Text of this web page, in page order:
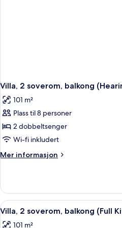
Villa, 2 soverom, balkong
101 m²
Plass til 8 personer
2 dobbeltsenger
Wi-fi inkludert
Mer informasjon
Mer
2
soverom,
balkong
Åpne
alle
13
Villa, 2 soverom, balkong (Full
101 m²